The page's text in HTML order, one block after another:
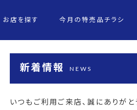
お店を探す 今月の特売品チラシ
新着情報 NEWS
いつもご利用ご来店、誠にありがと